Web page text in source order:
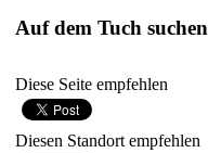
Auf dem Tuch suchen
Diese Seite empfehlen
Diesen Standort empfehlen